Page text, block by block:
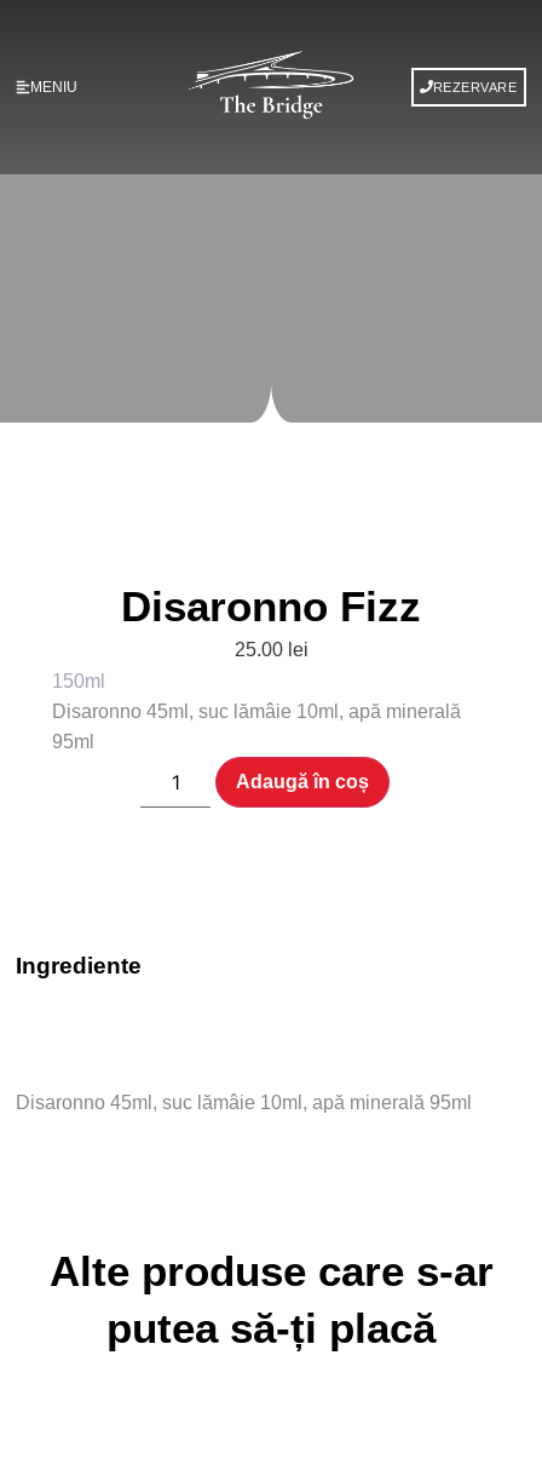
MENIU REZERVARE
Disaronno Fizz
25.00 lei
150ml
Disaronno 45ml, suc lămâie 10ml, apă minerală
95ml
Adaugă în coș
Ingrediente
Disaronno 45ml, suc lămâie 10ml, apă minerală 95ml
Alte produse care s-ar
putea să-ți placă